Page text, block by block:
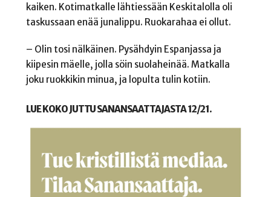
kaiken. Kotimatkalle lähtiessään Keskitalolla oli
taskussaan enää junalippu. Ruokarahaa ei ollut.
– Olin tosi nälkäinen. Pysähdyin Espanjassa ja
kiipesin mäelle, jolla söin suolaheinää. Matkalla
joku ruokkikin minua, ja lopulta tulin kotiin.
LUE KOKO JUTTU SANANSAATTAJASTA 12/21.